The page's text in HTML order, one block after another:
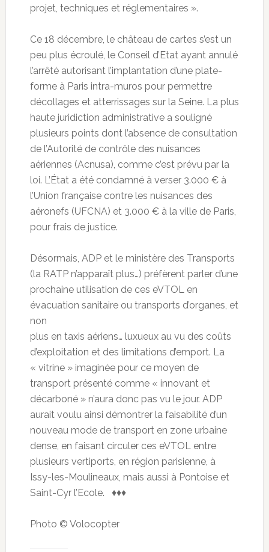
projet, techniques et réglementaires ».
Ce 18 décembre, le château de cartes s’est un
peu plus écroulé, le Conseil d’Etat ayant annulé
l’arrêté autorisant l’implantation d’une plate-
forme à Paris intra-muros pour permettre
décollages et atterrissages sur la Seine. La plus
haute juridiction administrative a souligné
plusieurs points dont l’absence de consultation
de l’Autorité de contrôle des nuisances
aériennes (Acnusa), comme c’est prévu par la
loi. L’État a été condamné à verser 3.000 € à
l’Union française contre les nuisances des
aéronefs (UFCNA) et 3.000 € à la ville de Paris,
pour frais de justice.
Désormais, ADP et le ministère des Transports
(la RATP n’apparaît plus…) préfèrent parler d’une
prochaine utilisation de ces eVTOL en
évacuation sanitaire ou transports d’organes, et
non
plus en taxis aériens… luxueux au vu des coûts
d’exploitation et des limitations d’emport. La
« vitrine » imaginée pour ce moyen de
transport présenté comme « innovant et
décarboné » n’aura donc pas vu le jour. ADP
aurait voulu ainsi démontrer la faisabilité d’un
nouveau mode de transport en zone urbaine
dense, en faisant circuler ces eVTOL entre
plusieurs vertiports, en région parisienne, à
Issy-les-Moulineaux, mais aussi à Pontoise et
Saint-Cyr l’Ecole. ♦♦♦
Photo © Volocopter